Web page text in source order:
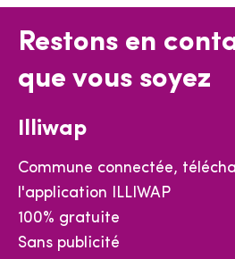
Restons en
que vous soyez
Illiwap
Commune connectée,
l'application ILLIWAP
100% gratuite
Sans publicité